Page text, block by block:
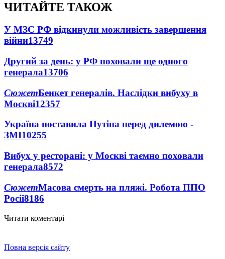
ЧИТАЙТЕ ТАКОЖ
У МЗС РФ відкинули можливість завершення
війни13749
Другий за день: у РФ поховали ще одного
генерала13706
СюжетБенкет генералів. Наслідки вибуху в
Москві12357
Україна поставила Путіна перед дилемою -
ЗМІ10255
Вибух у ресторані: у Москві таємно поховали
генерала8572
СюжетМасова смерть на пляжі. Робота ППО
Росії8186
Читати коментарі
Повна версія сайту